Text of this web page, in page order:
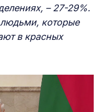
– 27-29%.
людьми, которые
в красных